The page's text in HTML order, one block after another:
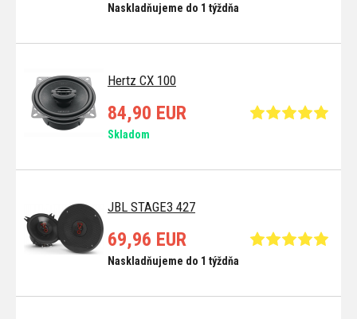
Naskladňujeme do 1 týždňa
Hertz CX 100
84,90 EUR
Skladom
JBL STAGE3 427
69,96 EUR
Naskladňujeme do 1 týždňa